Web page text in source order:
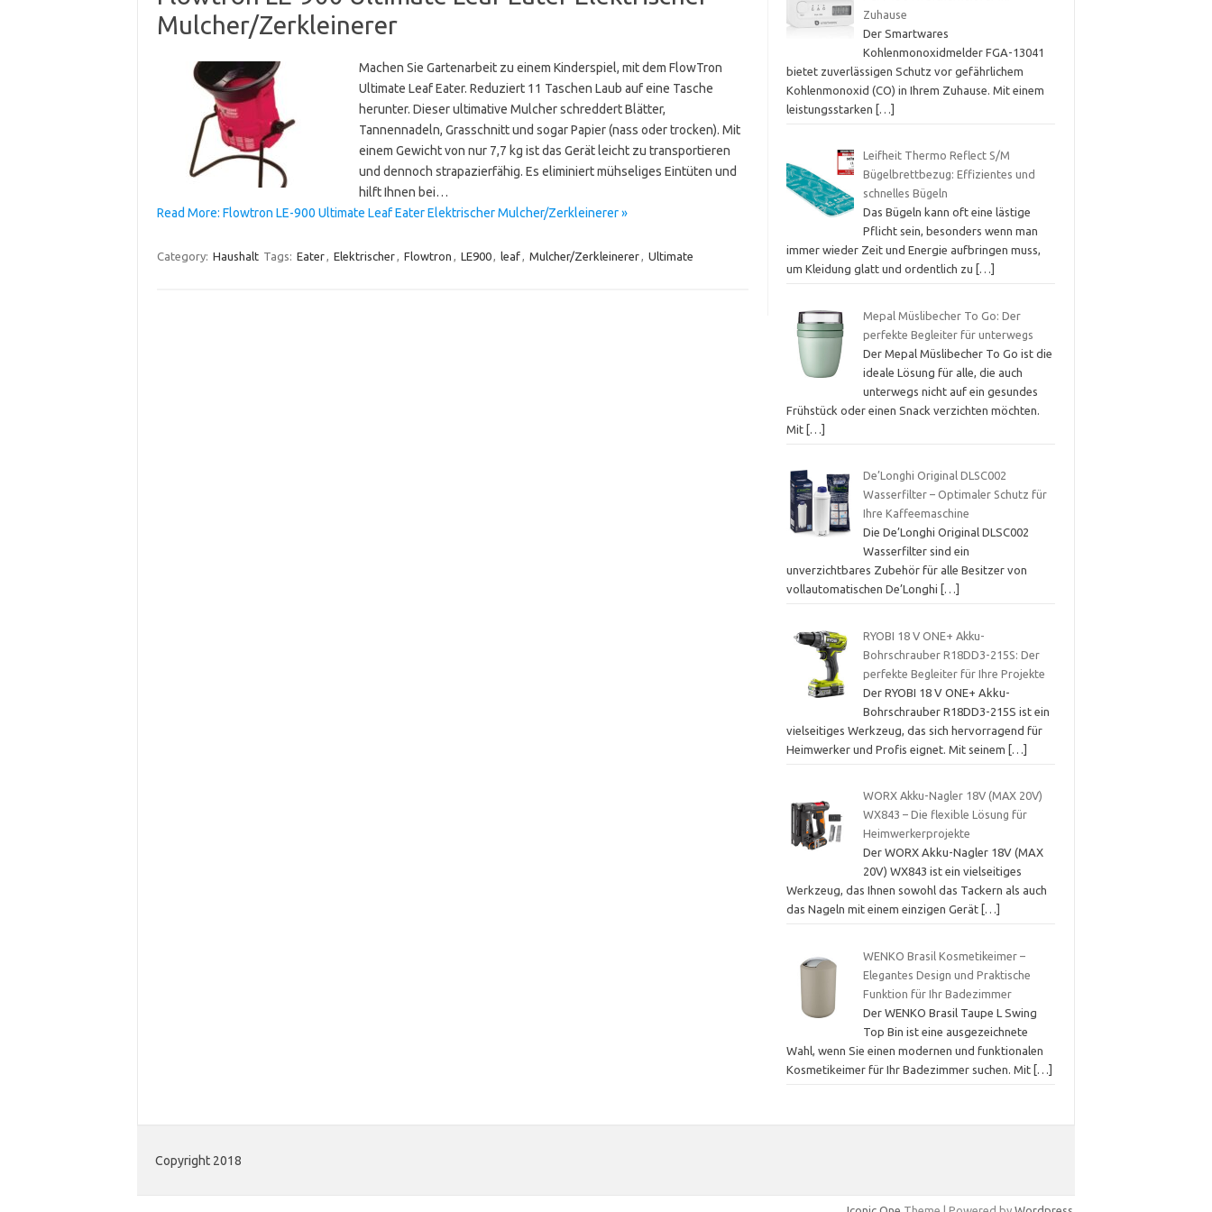
Mulcher/Zerkleinerer
Machen Sie Gartenarbeit zu einem Kinderspiel, mit dem FlowTron
Ultimate Leaf Eater. Reduziert 11 Taschen Laub auf eine Tasche
herunter. Dieser ultimative Mulcher schreddert Blätter,
Tannennadeln, Grasschnitt und sogar Papier (nass oder trocken). Mit
einem Gewicht von nur 7,7 kg ist das Gerät leicht zu transportieren
und dennoch strapazierfähig. Es eliminiert mühseliges Eintüten und
hilft Ihnen bei…
Read More: Flowtron LE-900 Ultimate Leaf Eater Elektrischer Mulcher/Zerkleinerer »
Category: Haushalt Tags: Eater, Elektrischer, Flowtron , LE900, leaf, Mulcher/Zerkleinerer, Ultimate
Zuhause
Der Smartwares
Kohlenmonoxidmelder FGA-13041
bietet zuverlässigen Schutz vor gefährlichem
Kohlenmonoxid (CO) in Ihrem Zuhause. Mit einem
leistungsstarken
[…]
Leifheit Thermo Reflect S/M
Bügelbrettbezug: Effizientes und
schnelles Bügeln
Das Bügeln kann oft eine lästige
Pflicht sein, besonders wenn man
immer wieder Zeit und Energie aufbringen muss,
um Kleidung glatt und ordentlich zu
[…]
Mepal Müslibecher To Go: Der
perfekte Begleiter für unterwegs
Der Mepal Müslibecher To Go ist die
ideale Lösung für alle, die auch
unterwegs nicht auf ein gesundes
Frühstück oder einen Snack verzichten möchten.
Mit […]
De’Longhi Original DLSC002
Wasserfilter – Optimaler Schutz für
Ihre Kaffeemaschine
Die De’Longhi Original DLSC002
Wasserfilter sind ein
unverzichtbares Zubehör für alle Besitzer von
vollautomatischen De’Longhi
[…]
RYOBI 18 V ONE+ Akku-
Bohrschrauber R18DD3-215S: Der
perfekte Begleiter für Ihre Projekte
Der RYOBI 18 V ONE+ Akku-
Bohrschrauber R18DD3-215S ist ein
vielseitiges Werkzeug, das sich hervorragend für
Heimwerker und Profis eignet. Mit seinem
[…]
WORX Akku-Nagler 18V (MAX 20V)
WX843 – Die flexible Lösung für
Heimwerkerprojekte
Der WORX Akku-Nagler 18V (MAX
20V) WX843 ist ein vielseitiges
Werkzeug, das Ihnen sowohl das Tackern als auch
das Nageln mit einem einzigen Gerät […]
WENKO Brasil Kosmetikeimer –
Elegantes Design und Praktische
Funktion für Ihr Badezimmer
Der WENKO Brasil Taupe L Swing
Top Bin ist eine ausgezeichnete
Wahl, wenn Sie einen modernen und funktionalen
Kosmetikeimer für Ihr Badezimmer suchen. Mit […]
Copyright 2018